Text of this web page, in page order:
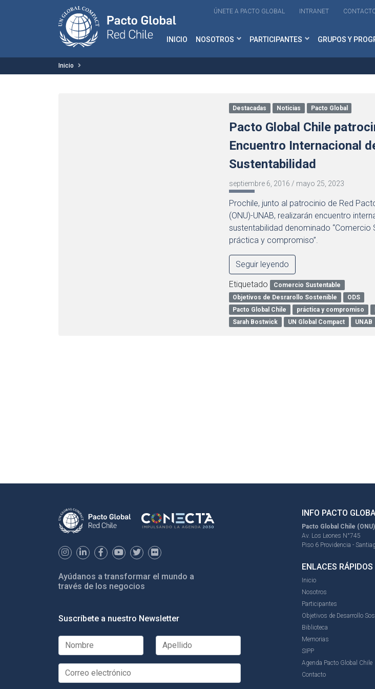
ÚNETE A PACTO GLOBAL INTRANET
INICIO NOSOTROS PARTICIPANTES GRUPOS Y
Inicio
Destacadas Noticias Pacto Global
Pacto Global Chile
Encuentro Internacional
Sustentabilidad
septiembre 6, 2016 / mayo 25, 2023
Prochile, junto al patrocinio de Red
(ONU)-UNAB, realizarán encuentro
sustentabilidad denominado “Comercio
práctica y compromiso”.
Seguir leyendo
Etiquetado
Comercio Sustentable
Objetivos de Desrarollo Sostenible
ODS
Pacto Global Chile
práctica y compromiso
Sarah Bostwick
UN Global Compact UNAB
Ayúdanos a transformar el mundo a
través de los negocios
Suscríbete a nuestro Newsletter
INFO PACTO
Pacto Global Chile (ONU)
Av. Los Leones N°745
Piso 6 Providencia -
ENLACES RÁPIDOS
Inicio
Nosotros
Participantes
Objetivos de Desarrollo
Biblioteca
Memorias
SIPP
Agenda Pacto Global Chile
Contacto